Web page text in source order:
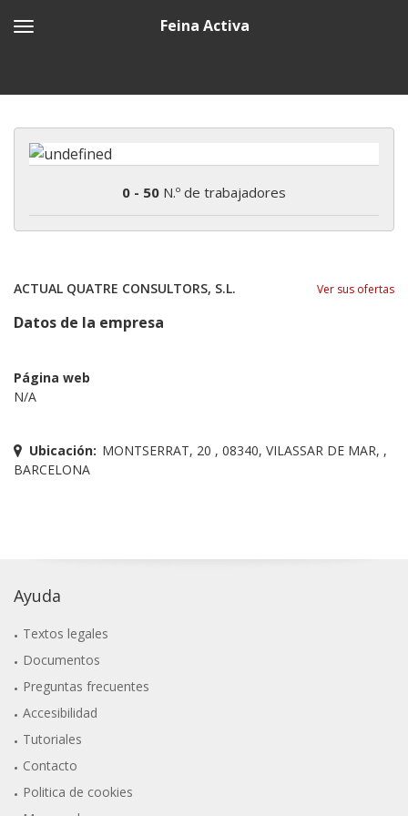
Feina Activa
0 - 50 N.º de trabajadores
ACTUAL QUATRE CONSULTORS, S.L. Ver sus ofertas
Datos de la empresa
Página web
N/A
Ubicación: MONTSERRAT, 20 , 08340, VILASSAR DE MAR, ,
BARCELONA
Ayuda
Textos legales
Documentos
Preguntas frecuentes
Accesibilidad
Tutoriales
Contacto
Politica de cookies